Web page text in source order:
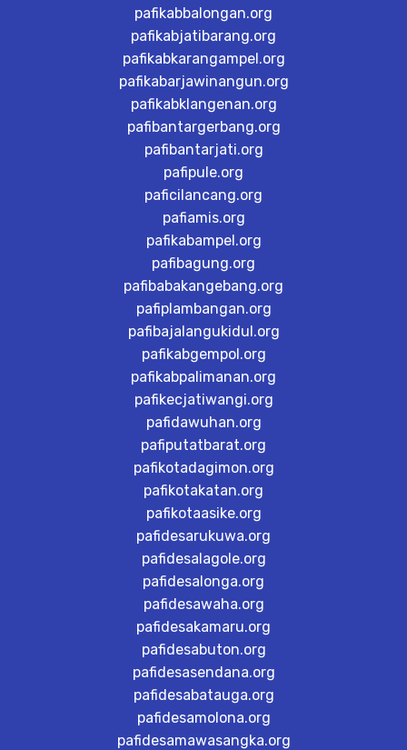
pafikabbalongan.org
pafikabjatibarang.org
pafikabkarangampel.org
pafikabarjawinangun.org
pafikabklangenan.org
pafibantargerbang.org
pafibantarjati.org
pafipule.org
paficilancang.org
pafiamis.org
pafikabampel.org
pafibagung.org
pafibabakangebang.org
pafiplambangan.org
pafibajalangukidul.org
pafikabgempol.org
pafikabpalimanan.org
pafikecjatiwangi.org
pafidawuhan.org
pafiputatbarat.org
pafikotadagimon.org
pafikotakatan.org
pafikotaasike.org
pafidesarukuwa.org
pafidesalagole.org
pafidesalonga.org
pafidesawaha.org
pafidesakamaru.org
pafidesabuton.org
pafidesasendana.org
pafidesabatauga.org
pafidesamolona.org
pafidesamawasangka.org